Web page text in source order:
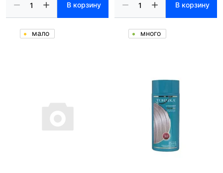
В корзину
мало
В корзину
много